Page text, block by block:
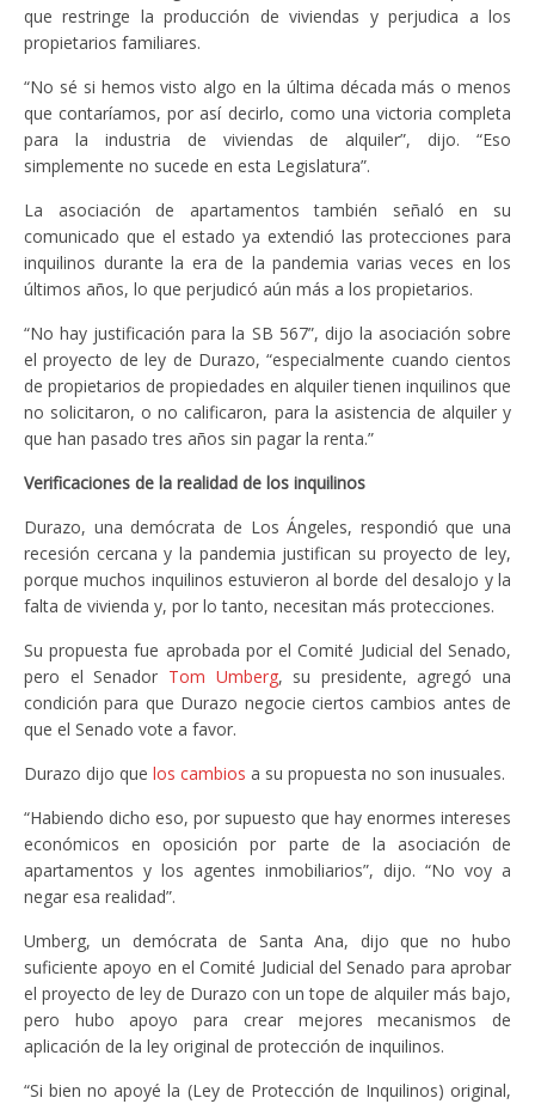
que restringe la producción de viviendas y perjudica a los
propietarios familiares.
“No sé si hemos visto algo en la última década más o menos
que contaríamos, por así decirlo, como una victoria completa
para la industria de viviendas de alquiler”, dijo. “Eso
simplemente no sucede en esta Legislatura”.
La asociación de apartamentos también señaló en su
comunicado que el estado ya extendió las protecciones para
inquilinos durante la era de la pandemia varias veces en los
últimos años, lo que perjudicó aún más a los propietarios.
“No hay justificación para la SB 567”, dijo la asociación sobre
el proyecto de ley de Durazo, “especialmente cuando cientos
de propietarios de propiedades en alquiler tienen inquilinos que
no solicitaron, o no calificaron, para la asistencia de alquiler y
que han pasado tres años sin pagar la renta.”
Verificaciones de la realidad de los inquilinos
Durazo, una demócrata de Los Ángeles, respondió que una
recesión cercana y la pandemia justifican su proyecto de ley,
porque muchos inquilinos estuvieron al borde del desalojo y la
falta de vivienda y, por lo tanto, necesitan más protecciones.
Su propuesta fue aprobada por el Comité Judicial del Senado,
pero el Senador Tom Umberg, su presidente, agregó una
condición para que Durazo negocie ciertos cambios antes de
que el Senado vote a favor.
Durazo dijo que los cambios a su propuesta no son inusuales.
“Habiendo dicho eso, por supuesto que hay enormes intereses
económicos en oposición por parte de la asociación de
apartamentos y los agentes inmobiliarios”, dijo. “No voy a
negar esa realidad”.
Umberg, un demócrata de Santa Ana, dijo que no hubo
suficiente apoyo en el Comité Judicial del Senado para aprobar
el proyecto de ley de Durazo con un tope de alquiler más bajo,
pero hubo apoyo para crear mejores mecanismos de
aplicación de la ley original de protección de inquilinos.
“Si bien no apoyé la (Ley de Protección de Inquilinos) original,